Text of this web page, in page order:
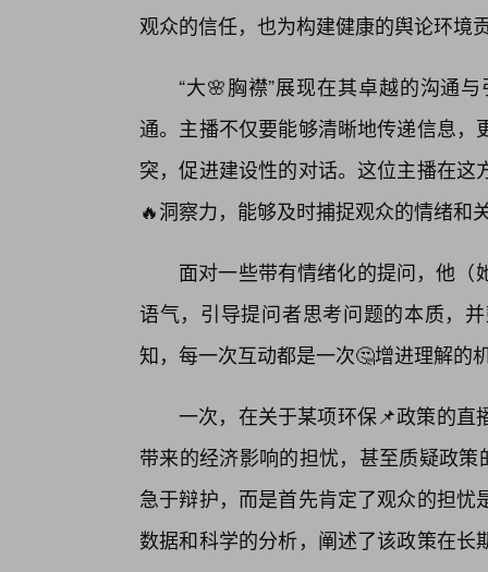
观众的信任，也为构建健康的舆论环境
“大🌸胸襟”展现在其卓越的沟通
通。主播不仅要能够清晰地传递信息
突，促进建设性的对话。这位主播在
🔥洞察力，能够及时捕捉观众的情绪和
面对一些带有情绪化的提问，他
语气，引导提问者思考问题的本质，
知，每一次互动都是一次🤔增进理解的
一次，在关于某项环保📌政策的直
带来的经济影响的担忧，甚至质疑政
急于辩护，而是首先肯定了观众的担
数据和科学的分析，阐述了该政策在